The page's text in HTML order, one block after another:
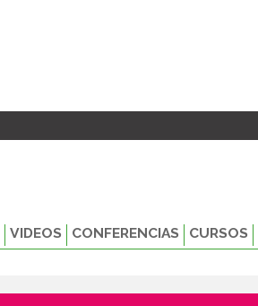
VIDEOS CONFERENCIAS CURSOS